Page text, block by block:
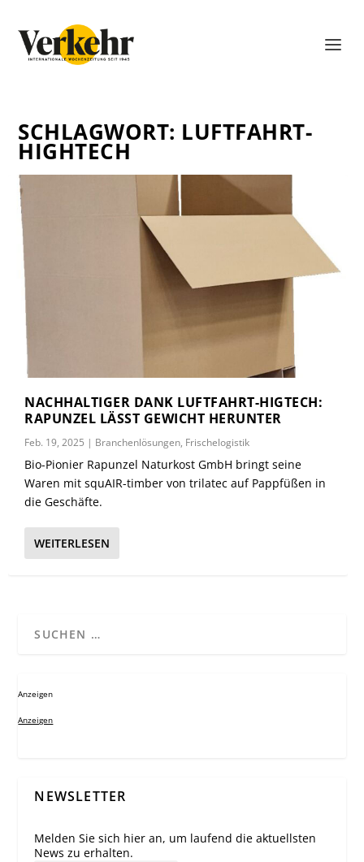
SCHLAGWORT: LUFTFAHRT-
HIGHTECH
NACHHALTIGER DANK LUFTFAHRT-HIGTECH:
RAPUNZEL LÄSST GEWICHT HERUNTER
Feb. 19, 2025 | Branchenlösungen, Frischelogistik
Bio-Pionier Rapunzel Naturkost GmbH bringt seine
Waren mit squAIR-timber von trilatec auf Pappfüßen in
die Geschäfte.
WEITERLESEN
Anzeigen
Anzeigen
NEWSLETTER
Melden Sie sich hier an, um laufend die aktuellsten
News zu erhalten.